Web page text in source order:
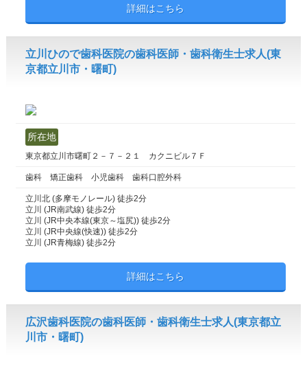
詳細はこちら
立川ひので歯科医院の歯科医師・歯科衛生士求人(東
京都立川市・曙町)
所在地
東京都立川市曙町２－７－２１ カクニビル７Ｆ
歯科 矯正歯科 小児歯科 歯科口腔外科
立川北 (多摩モノレール) 徒歩2分
立川 (JR南武線) 徒歩2分
立川 (JR中央本線(東京～塩尻)) 徒歩2分
立川 (JR中央線(快速)) 徒歩2分
立川 (JR青梅線) 徒歩2分
詳細はこちら
広沢歯科医院の歯科医師・歯科衛生士求人(東京都立
川市・曙町)